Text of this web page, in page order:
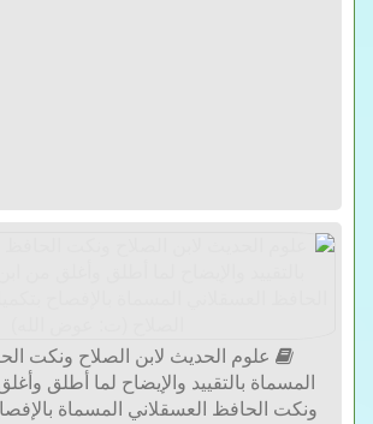
علوم الحديث لابن الصلاح ونكت
المسماة بالتقييد والإيضاح لما أطلق
ونكت الحافظ العسقلاني المسماة